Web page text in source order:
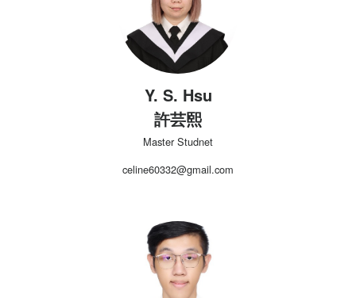
Y. S. Hsu
許芸熙
Master Studnet
celine60332@gmail.com